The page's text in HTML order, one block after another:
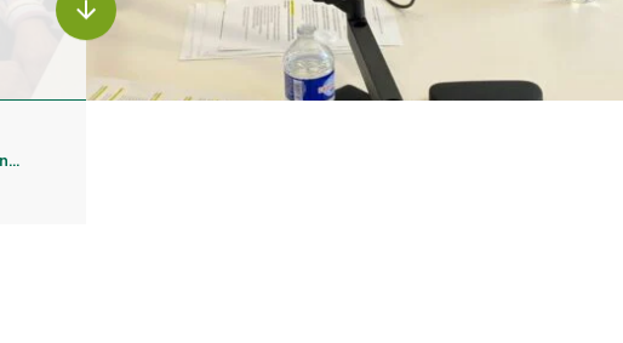
ALLER AU CONTENU